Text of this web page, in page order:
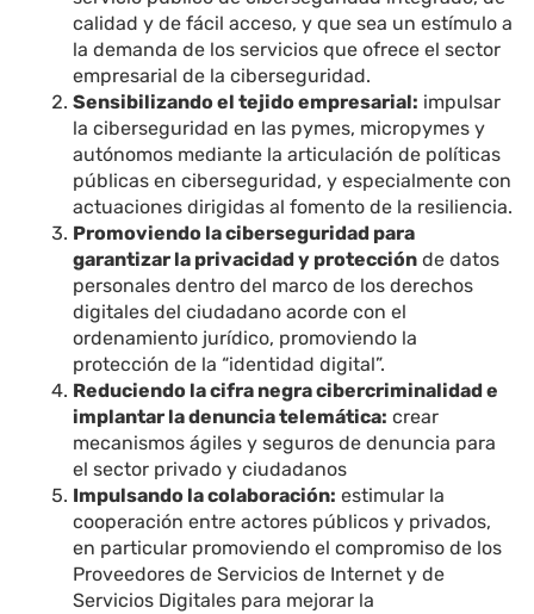
calidad y de fácil acceso, y que sea un estímulo a
la demanda de los servicios que ofrece el sector
empresarial de la ciberseguridad.
Sensibilizando el tejido empresarial: impulsar
la ciberseguridad en las pymes, micropymes y
autónomos mediante la articulación de políticas
públicas en ciberseguridad, y especialmente con
actuaciones dirigidas al fomento de la resiliencia.
Promoviendo la ciberseguridad para
garantizar la privacidad y protección de datos
personales dentro del marco de los derechos
digitales del ciudadano acorde con el
ordenamiento jurídico, promoviendo la
protección de la “identidad digital”.
Reduciendo la cifra negra cibercriminalidad e
implantar la denuncia telemática: crear
mecanismos ágiles y seguros de denuncia para
el sector privado y ciudadanos
Impulsando la colaboración: estimular la
cooperación entre actores públicos y privados,
en particular promoviendo el compromiso de los
Proveedores de Servicios de Internet y de
Servicios Digitales para mejorar la